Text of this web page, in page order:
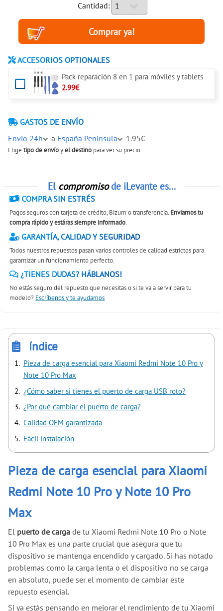
Cantidad:
ACCESORIOS OPTIONALES
Pack reparación 8 en 1 para móviles y tablets
2.99€
GASTOS DE ENVÍO
Envio 24h
a España Peninsula 1.95€
Elige tipo de envíoyel destino para ver su precio.
El compromisode iLevante es...
COMPRA SIN ESTRÉS
Pagos seguros con tarjeta de crédito, Bizum o transferencia. Enviamos tu
compra rápido y estáras siempre informado.
GARANTÍA, CALIDAD Y SEGURIDAD
Todos nuestros repuestos pasan varios controles de calidad estrictos para
garantizar un funcionamiento perfecto.
¿TIENES DUDAS? HÁBLANOS!
No estás seguro del repuesto que necesitas o si te va a servir para tu
modelo? Escríbenos y te ayudamos
índice
Pieza de carga esencial para Xiaomi Redmi Note 10 Pro y
Note 10 Pro Max
¿Cómo saber si tienes el puerto de carga USB roto?
¿Por qué cambiar el puerto de carga?
Calidad OEM garantizada
Fácil instalación
Pieza de carga esencial para Xiaomi
Redmi Note 10 Pro y Note 10 Pro
Max
El puerto de carga de tu Xiaomi Redmi Note 10 Pro o Note
10 Pro Max es una parte crucial que asegura que tu
dispositivo se mantenga encendido y cargado. Si has notado
problemas como la carga lenta o el dispositivo no se carga
en absoluto, puede ser el momento de cambiar este
repuesto esencial.
Si ya estás pensando en mejorar el rendimiento de tu Xiaomi